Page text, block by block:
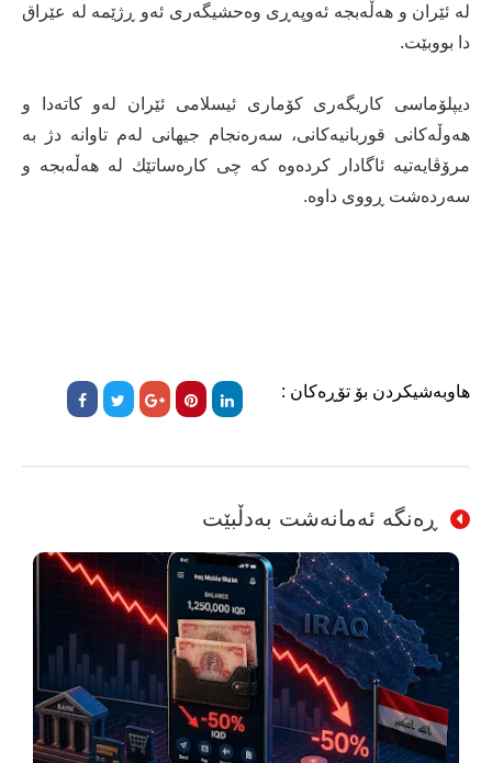
لە ئێران و هەڵەبجە ئەوپەڕی وەحشیگەری ئەو ڕژێمە لە عێراق
دا بووبێت.
دیپلۆماسی كاریگەری كۆماری ئیسلامی ئێران لەو كاتەدا و
هەوڵەكانی قوربانیەكانی، سەرەنجام جیهانی لەم تاوانە دژ بە
مرۆڤایەتیە ئاگادار كردەوە كە چی كارەساتێك لە هەڵەبجە و
سەردەشت ڕووی داوە.
هاوبەشیکردن بۆ تۆڕەکان :
ڕەنگە ئەمانەشت بەدڵبێت